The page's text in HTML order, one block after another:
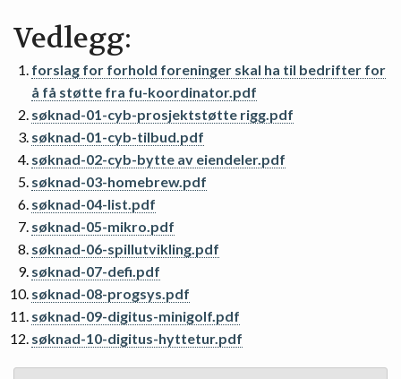
Vedlegg:
forslag for forhold foreninger skal ha til bedrifter for
å få støtte fra fu-koordinator.pdf
søknad-01-cyb-prosjektstøtte rigg.pdf
søknad-01-cyb-tilbud.pdf
søknad-02-cyb-bytte av eiendeler.pdf
søknad-03-homebrew.pdf
søknad-04-list.pdf
søknad-05-mikro.pdf
søknad-06-spillutvikling.pdf
søknad-07-defi.pdf
søknad-08-progsys.pdf
søknad-09-digitus-minigolf.pdf
søknad-10-digitus-hyttetur.pdf